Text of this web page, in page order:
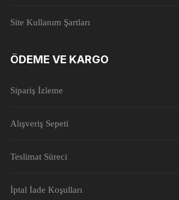
Site Kullanım Şartları
ÖDEME VE KARGO
Sipariş İzleme
Alışveriş Sepeti
Teslimat Süreci
İptal İade Koşulları